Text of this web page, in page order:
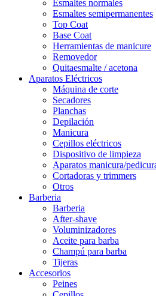
Esmaltes normales
Esmaltes semipermanentes
Top Coat
Base Coat
Herramientas de manicure
Removedor
Quitaesmalte / acetona
Aparatos Eléctricos
Máquina de corte
Secadores
Planchas
Depilación
Manicura
Cepillos eléctricos
Dispositivo de limpieza
Aparatos manicura/
Cortadoras y trimmers
Otros
Barberia
Barberia
After-shave
Voluminizadores
Aceite para barba
Champú para barba
Tijeras
Accesorios
Peines